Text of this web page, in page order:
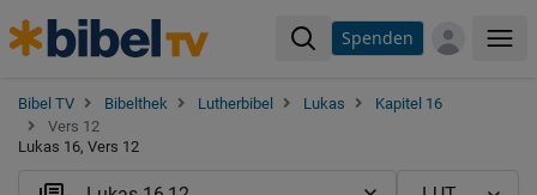
Spenden
Bibel TV Bibelthek Lutherbibel Lukas
Kapitel 16
Vers 12
Lukas 16, Vers 12